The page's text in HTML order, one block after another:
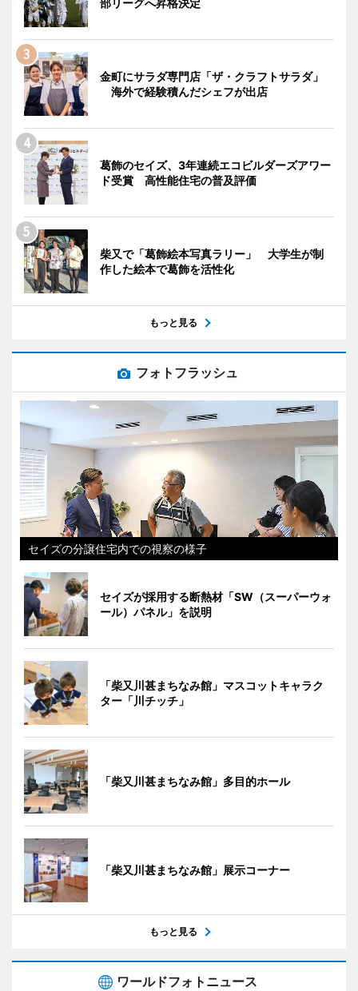
部リーグへ昇格決定
金町にサラダ専門店「ザ・クラフトサラダ」
海外で経験積んだシェフが出店
葛飾のセイズ、3年連続エコビルダーズアワー
ド受賞 高性能住宅の普及評価
柴又で「葛飾絵本写真ラリー」 大学生が制
作した絵本で葛飾を活性化
もっと見る
フォトフラッシュ
セイズの分譲住宅内での視察の様子
セイズが採用する断熱材「SW（スーパーウォ
ール）パネル」を説明
「柴又川甚まちなみ館」マスコットキャラク
ター「川チッチ」
「柴又川甚まちなみ館」多目的ホール
「柴又川甚まちなみ館」展示コーナー
もっと見る
ワールドフォトニュース